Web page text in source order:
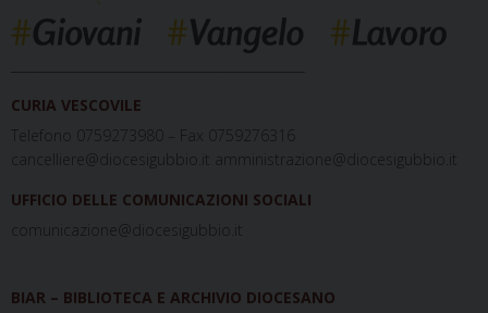
CURIA VESCOVILE
Telefono 0759273980 – Fax 0759276316
cancelliere@diocesigubbio.it amministrazione@diocesigubbio.it
UFFICIO DELLE COMUNICAZIONI SOCIALI
comunicazione@diocesigubbio.it
BIAR – BIBLIOTECA E ARCHIVIO DIOCESANO